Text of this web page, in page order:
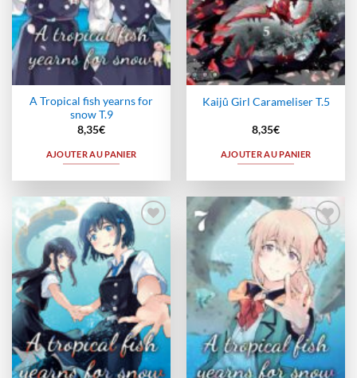
A Tropical fish yearns for
snow T.9
8,35€
AJOUTER AU PANIER
Kaijû Girl Carameliser T.5
8,35€
AJOUTER AU PANIER
Ajouter
wishlist
Ajouter
à la
wishlist